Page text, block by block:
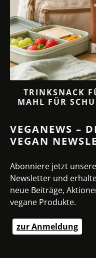
TRINKSNACK
MAHL FÜR
VEGANEWS –
VEGAN
Abonniere jetzt
Newsletter und
neue Beiträge,
vegane Produkte.
zur Anmeldung